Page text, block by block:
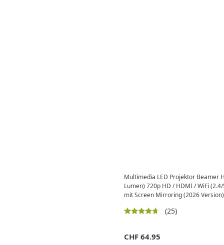
Multimedia LED Projektor Beamer
Lumen) 720p HD / HDMI / WiFi
mit Screen Mirroring (2026
(25)
CHF 64.95